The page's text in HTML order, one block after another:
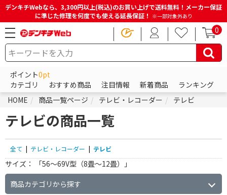
デンキチWebなら、3,300円以上(税込)のお買い上げで送料無料！メーカー保証
に準じた修理を何度でも使える延長保証！ ※一部対象外あり
0
ポイント0pt
カテゴリ
おすすめ商品 注目情報 新着商品
ランキング
HOME
商品一覧ページ テレビ・レコーダー テレビ
テレビの商品一覧
全て | テレビ・レコーダー | テレビ
サイズ：
「56～69V型（8畳～12畳）」
商品カテゴリから探す